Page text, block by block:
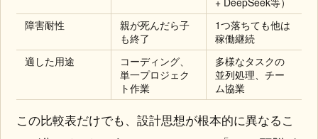
障害耐性
親が死んだら子
も終了
1つ落ちても他は
稼働継続
適した用途
コーディング、
単一プロジェク
ト作業
多様なタスクの
並列処理、チー
ム協業
この比較表だけでも、設計思想が根本的に異なるこ